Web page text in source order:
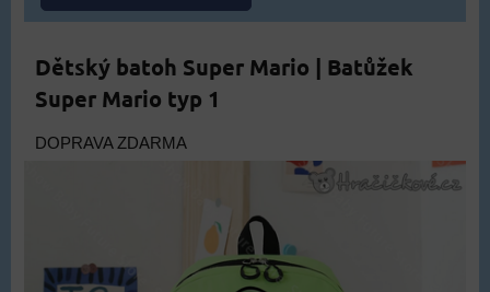
Dětský batoh Super Mario | Batůžek
Super Mario typ 1
DOPRAVA ZDARMA